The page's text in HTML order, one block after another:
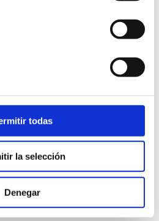
todas
la selección
Denegar
a la intemperie, y
y/o la aplicación de
de madera